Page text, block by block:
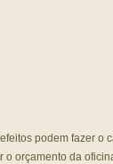
podem fazer o
o orçamento da